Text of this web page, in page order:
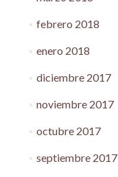
febrero 2018
enero 2018
diciembre 2017
noviembre 2017
octubre 2017
septiembre 2017